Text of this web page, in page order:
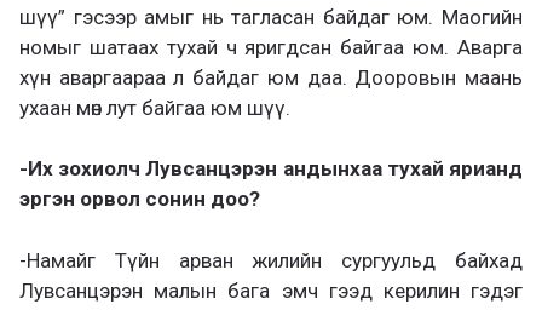
шүү” гэсээр амыг нь тагласан байдаг юм. Маогийн
номыг шатаах тухай ч яригдсан байгаа юм. Аварга
хүн аваргаараа л байдаг юм даа. Дооровын маань
ухаан мөн лут байгаа юм шүү.
-Их зохиолч Лувсанцэрэн андынхаа тухай ярианд
эргэн орвол сонин доо?
-Намайг Түйн арван жилийн сургуульд байхад
Лувсанцэрэн малын бага эмч гээд керилин гэдэг